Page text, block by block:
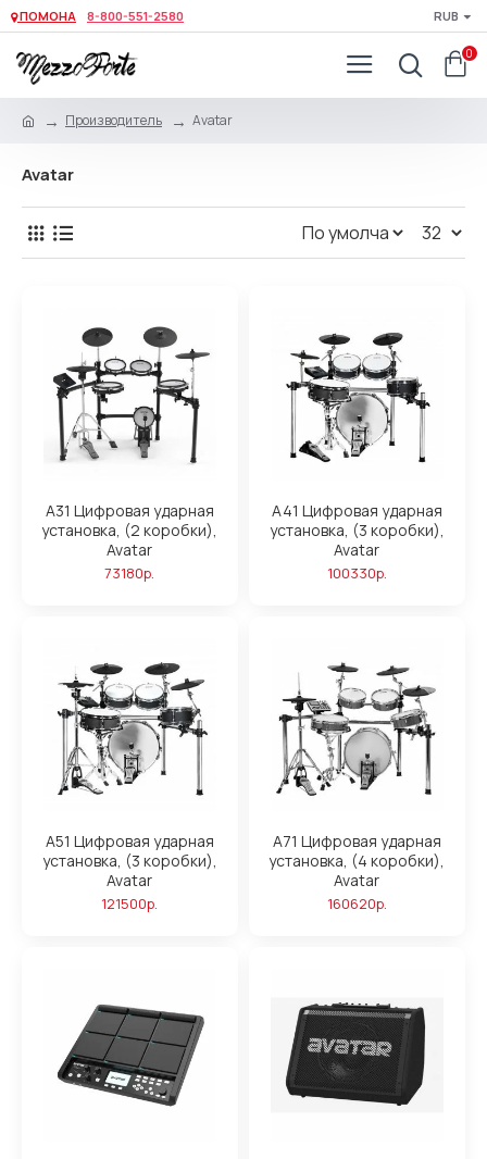
ПОМОНА 8-800-551-2580 RUB
0
Производитель Avatar
Avatar
A31 Цифровая ударная
установка, (2 коробки),
Avatar
73180р.
A41 Цифровая ударная
установка, (3 коробки),
Avatar
100330р.
A51 Цифровая ударная
установка, (3 коробки),
Avatar
121500р.
A71 Цифровая ударная
установка, (4 коробки),
Avatar
160620р.